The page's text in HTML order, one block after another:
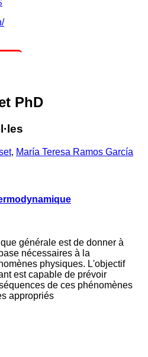
PhD
, María Teresa Ramos García
générale est de donner à
nécessaires à la
physiques. L'objectif
est capable de prévoir
de ces phénomènes
appropriés